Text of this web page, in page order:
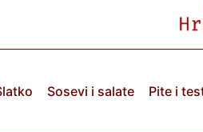
Sosevi i salate Pite i